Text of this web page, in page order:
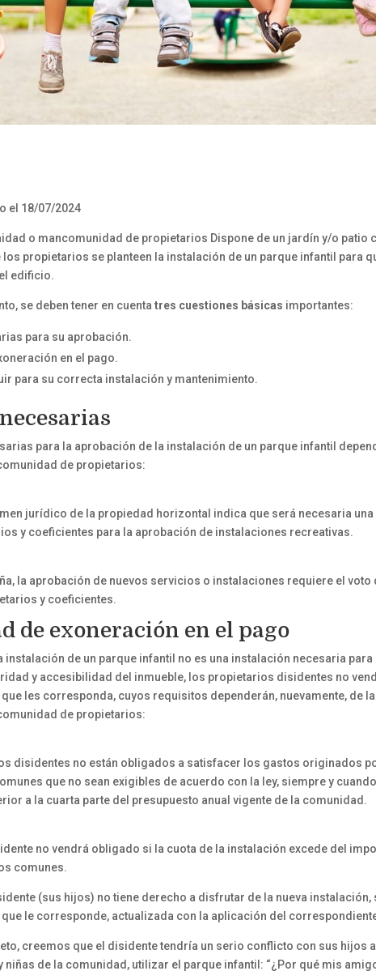
el 18/07/2024
o mancomunidad de propietarios Dispone de un jardín y/o patio
los propietarios se planteen la instalación de un parque infantil para
edificio.
se deben tener en cuentatres cuestiones básicas importantes:
para su aprobación.
en el pago.
para su correcta instalación y mantenimiento.
para la aprobación de la instalación de un parque infantil
de propietarios:
jurídico de la propiedad horizontal indica que será necesaria una
y coeficientes para la aprobación de instalaciones recreativas.
la aprobación de nuevos servicios o instalaciones requiere el
y coeficientes.
de exoneración en el pago
instalación de un parque infantil no es una instalación necesaria
y accesibilidad del inmueble, los propietarios disidentes no
les corresponda, cuyos requisitos dependerán, nuevamente, de la
de propietarios:
disidentes no están obligados a satisfacer los gastos originados
que no sean exigibles de acuerdo con la ley, siempre y
a la cuarta parte del presupuesto anual vigente de la comunidad.
no vendrá obligado si la cuota de la instalación excede del
comunes.
(sus hijos) no tiene derecho a disfrutar de la nueva instalación,
le corresponde, actualizada con la aplicación del
creemos que el disidente tendría un serio conflicto con sus hijos
niñas de la comunidad, utilizar el parque infantil: “¿Por qué mis